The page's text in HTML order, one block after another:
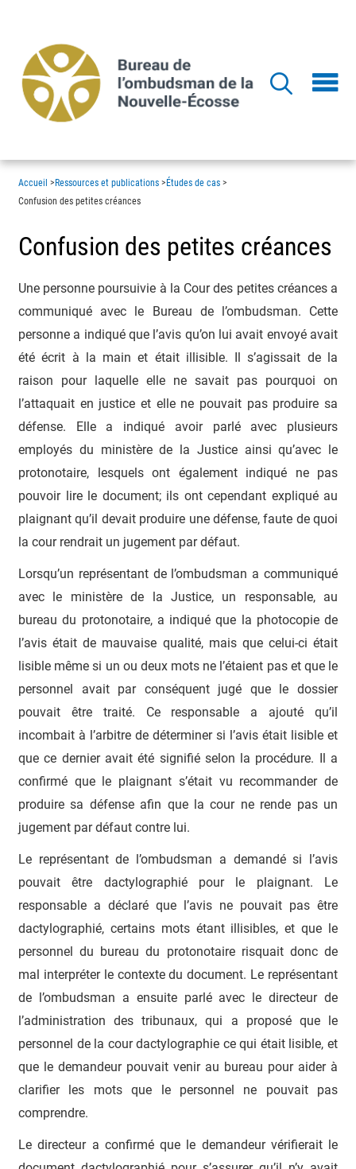
contenu
principal
Accueil > Ressources et publications > Études de cas >
Confusion des petites créances
Confusion des petites créances
Une personne poursuivie à la Cour des petites créances a
communiqué avec le Bureau de l’ombudsman. Cette
personne a indiqué que l’avis qu’on lui avait envoyé avait
été écrit à la main et était illisible. Il s’agissait de la
raison pour laquelle elle ne savait pas pourquoi on
l’attaquait en justice et elle ne pouvait pas produire sa
défense. Elle a indiqué avoir parlé avec plusieurs
employés du ministère de la Justice ainsi qu’avec le
protonotaire, lesquels ont également indiqué ne pas
pouvoir lire le document; ils ont cependant expliqué au
plaignant qu’il devait produire une défense, faute de quoi
la cour rendrait un jugement par défaut.
Lorsqu’un représentant de l’ombudsman a communiqué
avec le ministère de la Justice, un responsable, au
bureau du protonotaire, a indiqué que la photocopie de
l’avis était de mauvaise qualité, mais que celui-ci était
lisible même si un ou deux mots ne l’étaient pas et que le
personnel avait par conséquent jugé que le dossier
pouvait être traité. Ce responsable a ajouté qu’il
incombait à l’arbitre de déterminer si l’avis était lisible et
que ce dernier avait été signifié selon la procédure. Il a
confirmé que le plaignant s’était vu recommander de
produire sa défense afin que la cour ne rende pas un
jugement par défaut contre lui.
Le représentant de l’ombudsman a demandé si l’avis
pouvait être dactylographié pour le plaignant. Le
responsable a déclaré que l’avis ne pouvait pas être
dactylographié, certains mots étant illisibles, et que le
personnel du bureau du protonotaire risquait donc de
mal interpréter le contexte du document. Le représentant
de l’ombudsman a ensuite parlé avec le directeur de
l’administration des tribunaux, qui a proposé que le
personnel de la cour dactylographie ce qui était lisible, et
que le demandeur pouvait venir au bureau pour aider à
clarifier les mots que le personnel ne pouvait pas
comprendre.
Le directeur a confirmé que le demandeur vérifierait le